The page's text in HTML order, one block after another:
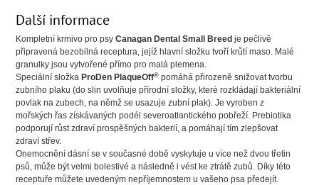
Další informace
Kompletní krmivo pro psy Canagan Dental Small Breedje pečlivě
připravená bezobilná receptura, jejíž hlavní složku tvoří krůtí maso. Malé
granulky jsou vytvořené přímo pro malá plemena.
Speciální složka ProDen PlaqueOff® pomáhá přirozeně snižovat tvorbu
zubního plaku (do slin uvolňuje přírodní složky, které rozkládají bakteriální
povlak na zubech, na němž se usazuje zubní plak). Je vyroben z
mořských řas získávaných podél severoatlantického pobřeží. Prebiotika
podporují růst zdraví prospěšných bakterií, a pomáhají tím zlepšovat
zdraví střev.
Onemocnění dásní se v současné době vyskytuje u více než dvou třetin
psů, může být velmi bolestivé a následně i vést ke ztrátě zubů. Díky této
receptuře můžete uvedeným nepříjemnostem u vašeho psa předejít.